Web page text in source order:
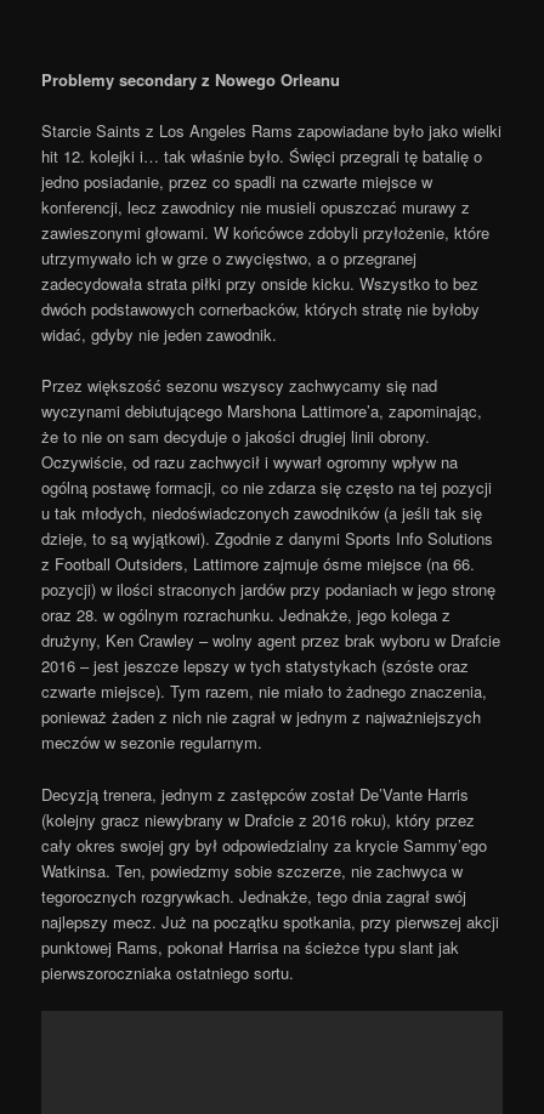
Problemy secondary z Nowego Orleanu
Starcie Saints z Los Angeles Rams zapowiadane było jako wielki
hit 12. kolejki i… tak właśnie było. Święci przegrali tę batalię o
jedno posiadanie, przez co spadli na czwarte miejsce w
konferencji, lecz zawodnicy nie musieli opuszczać murawy z
zawieszonymi głowami. W końcówce zdobyli przyłożenie, które
utrzymywało ich w grze o zwycięstwo, a o przegranej
zadecydowała strata piłki przy onside kicku. Wszystko to bez
dwóch podstawowych cornerbacków, których stratę nie byłoby
widać, gdyby nie jeden zawodnik.
Przez większość sezonu wszyscy zachwycamy się nad
wyczynami debiutującego Marshona Lattimore’a, zapominając,
że to nie on sam decyduje o jakości drugiej linii obrony.
Oczywiście, od razu zachwycił i wywarł ogromny wpływ na
ogólną postawę formacji, co nie zdarza się często na tej pozycji
u tak młodych, niedoświadczonych zawodników (a jeśli tak się
dzieje, to są wyjątkowi). Zgodnie z danymi Sports Info Solutions
z Football Outsiders, Lattimore zajmuje ósme miejsce (na 66.
pozycji) w ilości straconych jardów przy podaniach w jego stronę
oraz 28. w ogólnym rozrachunku. Jednakże, jegokolega z
drużyny, Ken Crawley – wolny agent przez brak wyboru w Drafcie
2016 – jest jeszcze lepszy w tych statystykach (szóste oraz
czwarte miejsce). Tym razem, nie miało to żadnego znaczenia,
ponieważ żaden z nich nie zagrał w jednym z najważniejszych
meczów w sezonie regularnym.
Decyzją trenera, jednym z zastępców został De’Vante Harris
(kolejny gracz niewybrany w Drafcie z 2016 roku), który przez
cały okres swojej gry był odpowiedzialny za krycie Sammy’ego
Watkinsa. Ten, powiedzmy sobie szczerze, nie zachwyca w
tegorocznych rozgrywkach. Jednakże, tego dnia zagrał swój
najlepszy mecz. Już na początku spotkania, przy pierwszej akcji
punktowej Rams, pokonał Harrisa na ścieżce typu slant jak
pierwszoroczniaka ostatniego sortu.